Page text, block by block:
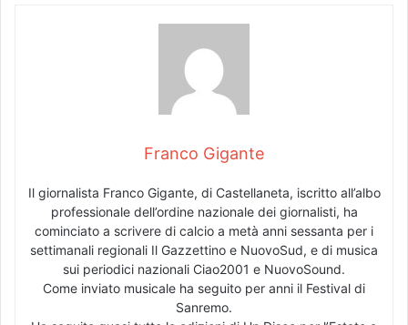
Franco Gigante
Il giornalista Franco Gigante, di Castellaneta, iscritto all’albo
professionale dell’ordine nazionale dei giornalisti, ha
cominciato a scrivere di calcio a metà anni sessanta per i
settimanali regionali Il Gazzettino e NuovoSud, e di musica
sui periodici nazionali Ciao2001 e NuovoSound.
Come inviato musicale ha seguito per anni il Festival di
Sanremo.